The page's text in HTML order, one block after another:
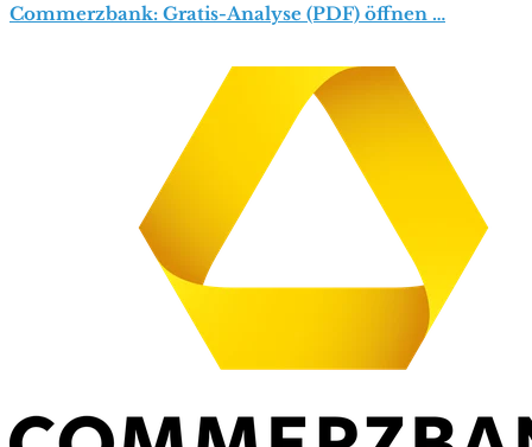
Commerzbank: Gratis-Analyse (PDF) öffnen …